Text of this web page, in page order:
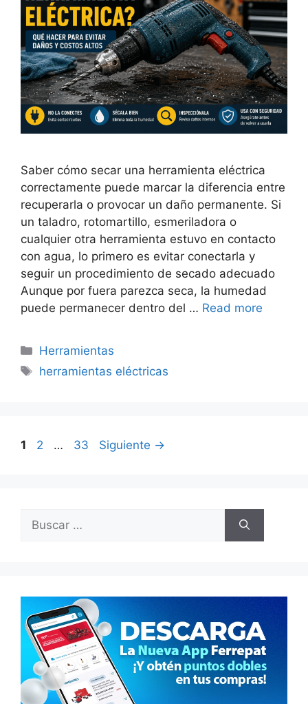
Saber cómo secar una herramienta eléctrica
correctamente puede marcar la diferencia entre
recuperarla o provocar un daño permanente. Si
un taladro, rotomartillo, esmeriladora o
cualquier otra herramienta estuvo en contacto
con agua, lo primero es evitar conectarla y
seguir un procedimiento de secado adecuado
Aunque por fuera parezca seca, la humedad
puede permanecer dentro del … Read more
Categorías
Herramientas
Etiquetas
herramientas eléctricas
Página
1 Página
2 … Página
33 Siguiente →